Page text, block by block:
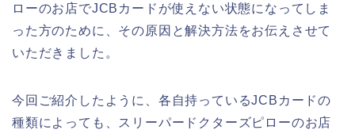
ローのお店でJCBカードが使えない状態になってしま
った方のために、その原因と解決方法をお伝えさせて
いただきました。
今回ご紹介したように、各自持っているJCBカードの
種類によっても、スリーパードクターズピローのお店